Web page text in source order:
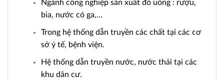
Ngành công nghiệp sản xuất đồ uống : rượu,
bia, nước có ga,…
Trong hệ thống dẫn truyền các chất tại các cơ
sở ý tế, bệnh viện.
Hệ thống dẫn truyền nước, nước thải tại các
khu dân cư.